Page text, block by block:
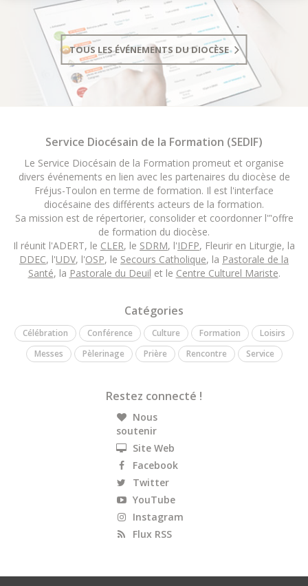
TOUS LES ÉVÉNEMENTS DU DIOCÈSE
Service Diocésain de la Formation (SEDIF)
Le Service Diocésain de la Formation promeut et organise
divers événements en lien avec les partenaires du diocèse de
Fréjus-Toulon en terme de formation. Il est l'interface
diocésaine des différents acteurs de la formation.
Sa mission est de répertorier, consolider et coordonner l'’'offre
de formation du diocèse.
Il réunit l'ADERT, le CLER, le SDRM, l'IDFP, Fleurir en Liturgie, la
DDEC, l'UDV, l'OSP, le Secours Catholique, la Pastorale de la
Santé, la Pastorale du Deuil et le Centre Culturel Mariste.
Catégories
Célébration Conférence Culture Formation
Loisirs
Messes
Pèlerinage Prière Rencontre Service
Restez connecté !
Nous
soutenir
Site Web
Facebook
Twitter
YouTube
Instagram
Flux RSS